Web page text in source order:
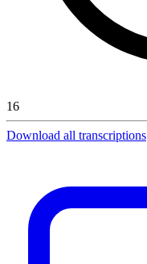
16
Download all transcriptions